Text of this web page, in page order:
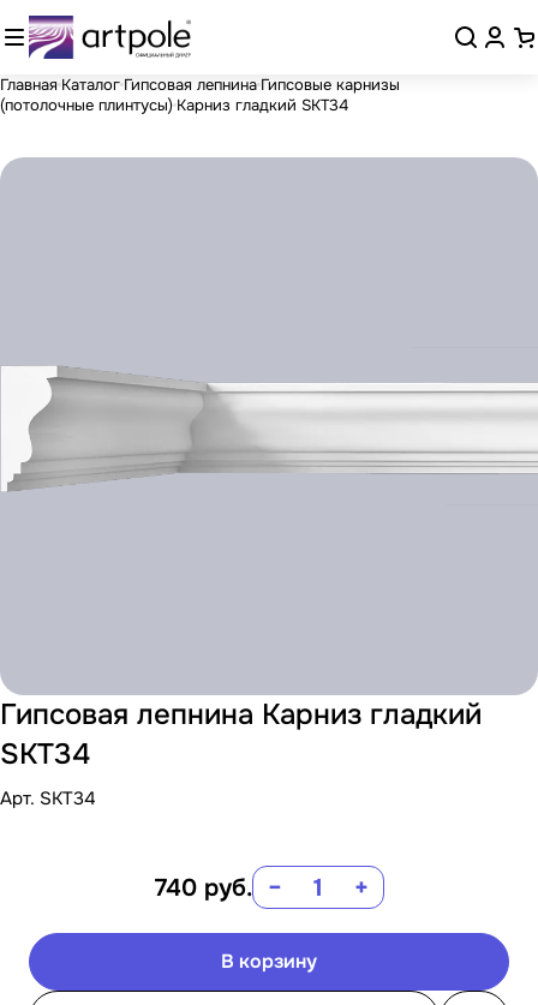
Главная Каталог Гипсовая лепнина Гипсовые карнизы
(потолочные плинтусы) Карниз гладкий SKT34
Гипсовая лепнина Карниз гладкий
SKT34
Арт. SKT34
740 руб. − +
В корзину